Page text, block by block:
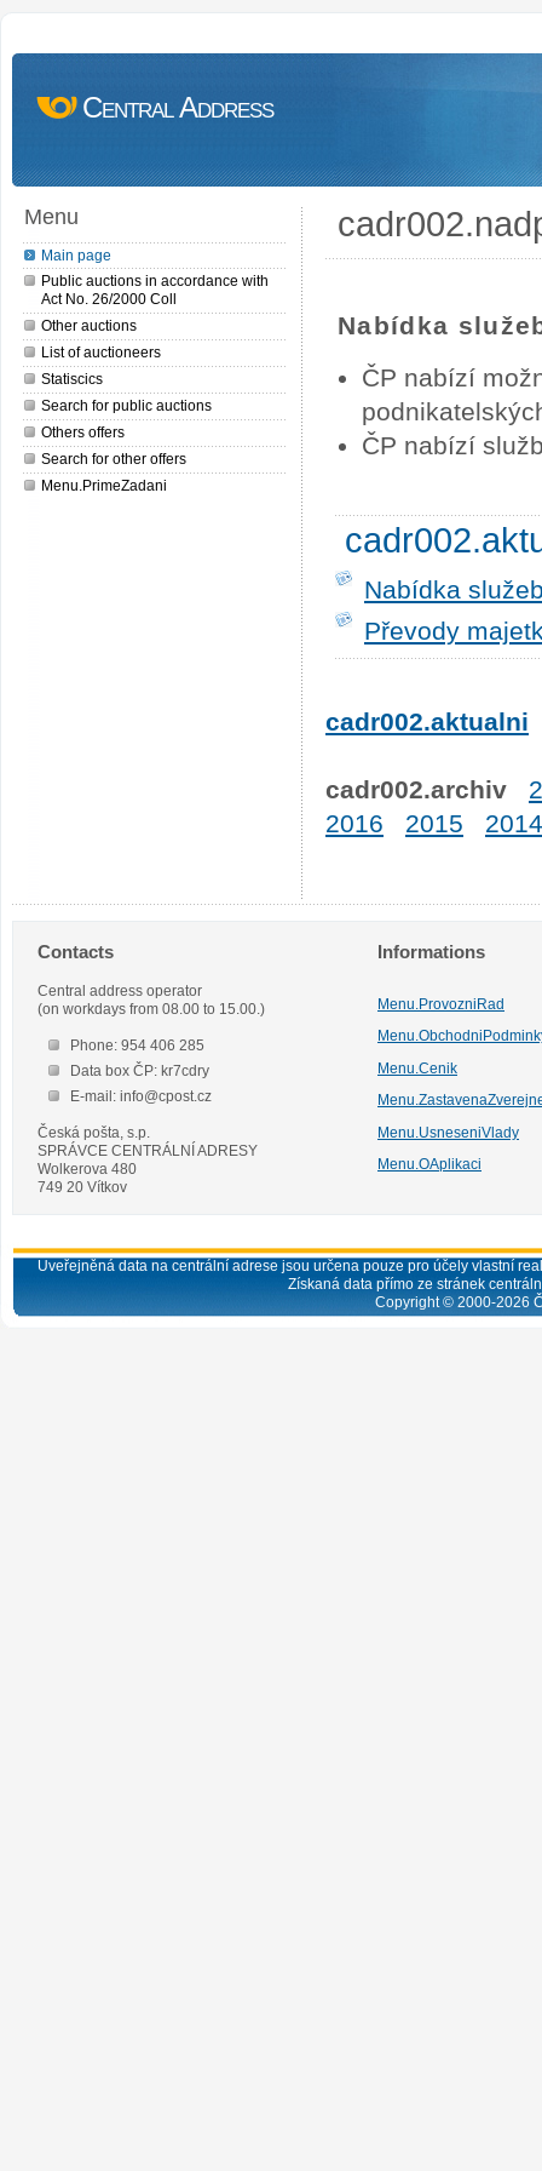
Central Address
Menu
Main page
Public auctions in accordance with
Act No. 26/2000 Coll
Other auctions
List of auctioneers
Statiscics
Search for public auctions
Others offers
Search for other offers
Menu.PrimeZadani
Nabídka
ČP nabízí
ČP nabízí
Nabídka
Převody
cadr002.aktualni
cadr002.archiv
2016
2015 2014
Contacts
Central address operator
(on workdays from 08.00 to 15.00.)
Phone: 954 406 285
Data box ČP: kr7cdry
E-mail: info@cpost.cz
Česká pošta, s.p.
SPRÁVCE CENTRÁLNÍ ADRESY
Wolkerova 480
749 20 Vítkov
Informations
Menu.ProvozniRad
Menu.Cenik
Menu.UsneseniVlady
Menu.OAplikaci
Uveřejněná data na centrální adrese jsou určena pouze pro účely vlastní
Získaná data přímo ze stránek
Copyright © 2000-2026